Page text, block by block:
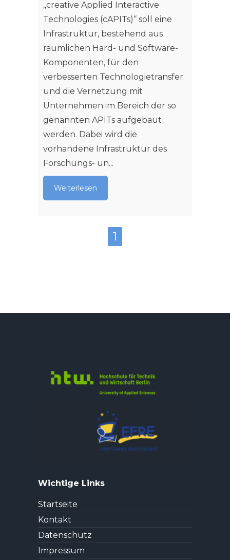
„creative Applied Interactive
Technologies (cAPITs)“ soll eine
Infrastruktur, bestehend aus
räumlichen Hard- und Software-
Komponenten, für den
verbesserten Technologietransfer
und die Vernetzung mit
Unternehmen im Bereich der so
genannten APITs aufgebaut
werden. Dabei wird die
vorhandene Infrastruktur des
Forschungs- un...
Weiterlesen
1
Wichtige Links
Startseite
Kontakt
Datenschutz
Impressum